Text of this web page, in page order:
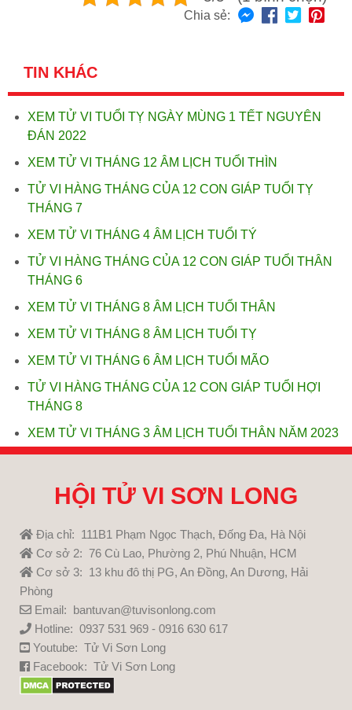
Chia sẻ:
TIN KHÁC
XEM TỬ VI TUỔI TỴ NGÀY MÙNG 1 TẾT NGUYÊN
ĐÁN 2022
XEM TỬ VI THÁNG 12 ÂM LỊCH TUỔI THÌN
TỬ VI HÀNG THÁNG CỦA 12 CON GIÁP TUỔI TỴ
THÁNG 7
XEM TỬ VI THÁNG 4 ÂM LỊCH TUỔI TÝ
TỬ VI HÀNG THÁNG CỦA 12 CON GIÁP TUỔI THÂN
THÁNG 6
XEM TỬ VI THÁNG 8 ÂM LỊCH TUỔI THÂN
XEM TỬ VI THÁNG 8 ÂM LỊCH TUỔI TỴ
XEM TỬ VI THÁNG 6 ÂM LỊCH TUỔI MÃO
TỬ VI HÀNG THÁNG CỦA 12 CON GIÁP TUỔI HỢI
THÁNG 8
XEM TỬ VI THÁNG 3 ÂM LỊCH TUỔI THÂN NĂM 2023
HỘI TỬ VI SƠN LONG
Địa chỉ: 111B1 Phạm Ngọc Thạch, Đống Đa, Hà Nội
Cơ sở 2: 76 Cù Lao, Phường 2, Phú Nhuận, HCM
Cơ sở 3: 13 khu đô thị PG, An Đồng, An Dương, Hải
Phòng
Email: bantuvan@tuvisonlong.com
Hotline: 0937 531 969 - 0916 630 617
Youtube: Tử Vi Sơn Long
Facebook: Tử Vi Sơn Long